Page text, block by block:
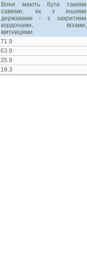
Вони мають бути такими
самими, як з іншими
державами - з закритими
кордонами, візами,
митницями
71.9
63.9
35.9
19.3